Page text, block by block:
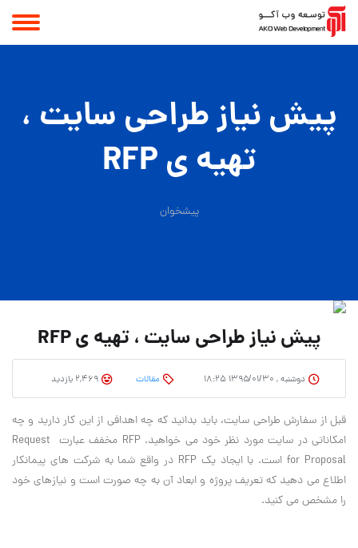
پیش نیاز طراحی سایت ،
تهیه ی RFP
پیشخوان
پیش نیاز طراحی سایت ، تهیه ی RFP
دوشنبه , ۱۳۹۵/۰۱/۳۰ ۱۸:۲۵ مقالات
قبل از سفارش طراحی سایت، باید بدانید که چه اهدافی از این کار دارید و چه
امکاناتی در سایت مورد نظر خود می خواهید. RFP مخفف عبارت Request
for Proposal است. با ایجاد یک RFP در واقع شما به شرکت های پیمانکار
اطلاع می دهید که تعریف پروژه و ابعاد آن به چه صورت است و نیازهای خود
را مشخص می کنید.